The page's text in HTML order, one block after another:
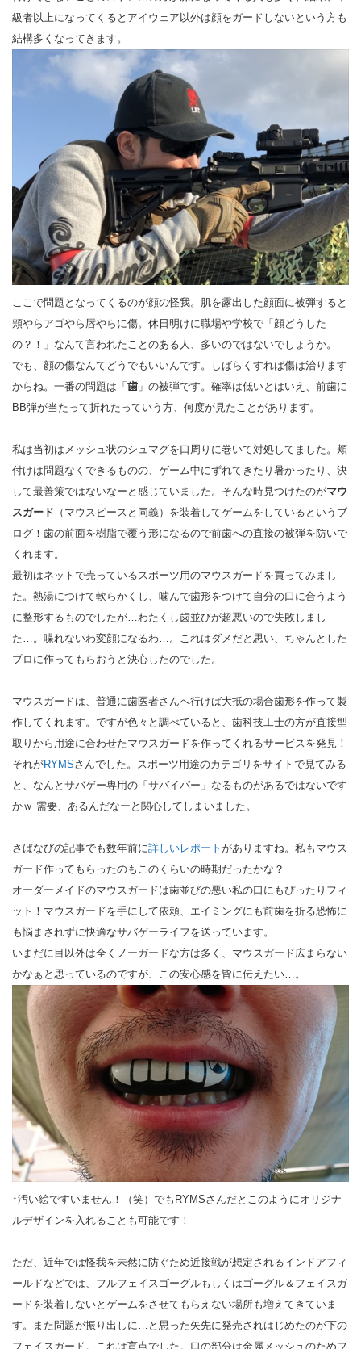
級者以上になってくるとアイウェア以外は顔をガードしないという方も
結構多くなってきます。
ここで問題となってくるのが顔の怪我。肌を露出した顔面に被弾すると
頬やらアゴやら唇やらに傷。休日明けに職場や学校で「顔どうした
の？！」なんて言われたことのある人、多いのではないでしょうか。
でも、顔の傷なんてどうでもいいんです。しばらくすれば傷は治ります
からね。一番の問題は「 歯 」の被弾です。確率は低いとはいえ、前歯に
BB弾が当たって折れたっていう方、何度が見たことがあります。
私は当初はメッシュ状のシュマグを口周りに巻いて対処してました。頬
付けは問題なくできるものの、ゲーム中にずれてきたり暑かったり、決
して最善策ではないなーと感じていました。そんな時見つけたのがマウ
スガード （マウスピースと同義）を装着してゲームをしているというブ
ログ！歯の前面を樹脂で覆う形になるので前歯への直接の被弾を防いで
くれます。
最初はネットで売っているスポーツ用のマウスガードを買ってみまし
た。熱湯につけて軟らかくし、噛んで歯形をつけて自分の口に合うよう
に整形するものでしたが…わたくし歯並びが超悪いので失敗しまし
た…。喋れないわ変顔になるわ…。これはダメだと思い、ちゃんとした
プロに作ってもらおうと決心したのでした。
マウスガードは、普通に歯医者さんへ行けば大抵の場合歯形を作って製
作してくれます。ですが色々と調べていると、歯科技工士の方が直接型
取りから用途に合わせたマウスガードを作ってくれるサービスを発見！
それがRYMSさんでした。スポーツ用途のカテゴリをサイトで見てみる
と、なんとサバゲー専用の「サバイバー」なるものがあるではないです
かｗ 需要、あるんだなーと関心してしまいました。
さばなびの記事でも数年前に詳しいレポート がありますね。私もマウス
ガード作ってもらったのもこのくらいの時期だったかな？
オーダーメイドのマウスガードは歯並びの悪い私の口にもぴったりフィ
ット！マウスガードを手にして依頼、エイミングにも前歯を折る恐怖に
も悩まされずに快適なサバゲーライフを送っています。
いまだに目以外は全くノーガードな方は多く、マウスガード広まらない
かなぁと思っているのですが、この安心感を皆に伝えたい…。
↑汚い絵ですいません！（笑）でもRYMSさんだとこのようにオリジナ
ルデザインを入れることも可能です！
ただ、近年では怪我を未然に防ぐため近接戦が想定されるインドアフィ
ールドなどでは、フルフェイスゴーグルもしくはゴーグル＆フェイスガ
ードを装着しないとゲームをさせてもらえない場所も増えてきていま
す。また問題が振り出しに…と思った矢先に発売されはじめたのが下の
フェイスガード。これは盲点でした。口の部分は金属メッシュのためフ